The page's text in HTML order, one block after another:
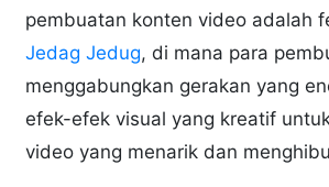
pembuatan konten video adalah
Jedag Jedug, di mana para
menggabungkan gerakan yang
efek-efek visual yang kreatif
video yang menarik dan